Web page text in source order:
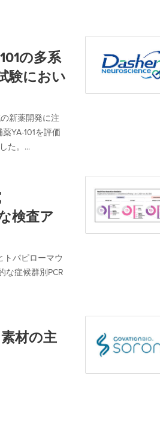
の多系
験におい
新薬開発に注
YA-101を評価
た。...
検査ア
トパピローマウ
な症候群別PCR
材の主